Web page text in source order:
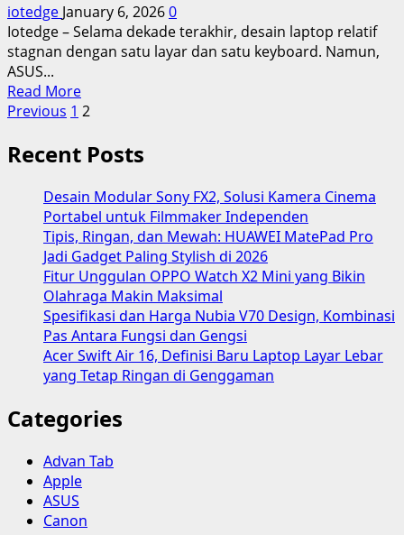
Kecerdasan
Buatan
untuk
Masa
Depan
iotedge January 6, 20260
Iotedge – Selama dekade terakhir, desain laptop relatif
stagnan dengan satu layar dan satu keyboard. Namun,
ASUS...
Read MoreRead
more
Laptop
Zenbook
DUO,
Revolusi
Layar
Ganda
yang
Mengubah
Standar
Produktivitas
Masa
Depan
Posts
pagination
Previous 1 2
Recent Posts
Desain Modular Sony FX2, Solusi Kamera Cinema
Portabel untuk Filmmaker Independen
Tipis, Ringan, dan Mewah: HUAWEI MatePad Pro
Jadi Gadget Paling Stylish di 2026
Fitur Unggulan OPPO Watch X2 Mini yang Bikin
Olahraga Makin Maksimal
Spesifikasi dan Harga Nubia V70 Design, Kombinasi
Pas Antara Fungsi dan Gengsi
Acer Swift Air 16, Definisi Baru Laptop Layar Lebar
yang Tetap Ringan di Genggaman
Categories
Advan Tab
Apple
ASUS
Canon